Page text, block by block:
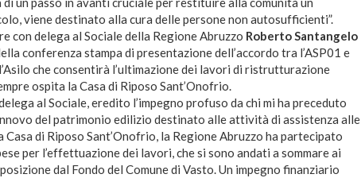
viene destinato alla cura delle persone non autosufficienti”.
con delega al Sociale della Regione Abruzzo Roberto Santangelo
conferenza stampa di presentazione dell’accordo tra l’ASP01 e
che consentirà l’ultimazione dei lavori di ristrutturazione
ospita la Casa di Riposo Sant’Onofrio.
al Sociale, eredito l’impegno profuso da chi mi ha preceduto
del patrimonio edilizio destinato alle attività di assistenza alle
di Riposo Sant’Onofrio, la Regione Abruzzo ha partecipato
per l’effettuazione dei lavori, che si sono andati a sommare ai
dal Fondo del Comune di Vasto. Un impegno finanziario